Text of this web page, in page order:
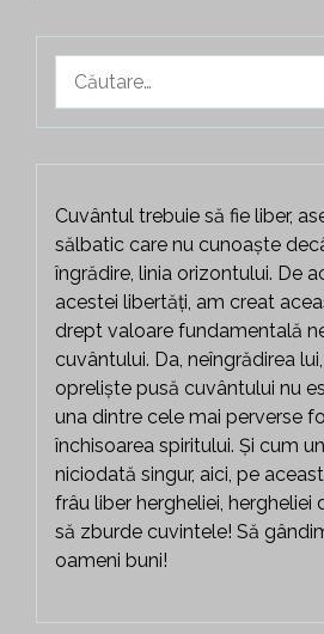
după:
Cuvântul trebuie să fie liber,
sălbatic care nu cunoaște
îngrădire, linia orizontului. De
acestei libertăți, am creat
drept valoare fundamentală
cuvântului. Da, neîngrădirea
opreliște pusă cuvântului nu
una dintre cele mai perverse
închisoarea spiritului. Și cum
niciodată singur, aici, pe
frâu liber hergheliei, hergheliei
să zburde cuvintele! Să
oameni buni!